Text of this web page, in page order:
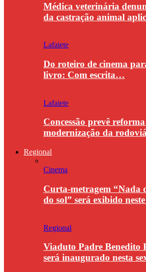
Médica veterinária
da castração animal
Lafaiete
Do roteiro de cinema
livro: Com escrita…
Lafaiete
Concessão prevê
modernização da
Regional
Cinema
Curta-metragem “Nada
do sol” será exibido
Regional
Viaduto Padre Benedito
será inaugurado nesta